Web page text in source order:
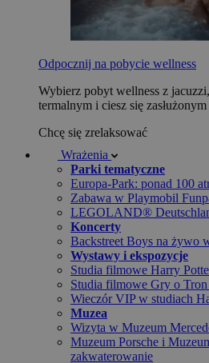
Odpocznij na pobycie wellness
Wybierz pobyt wellness z
termalnym i ciesz się
Chcę się zrelaksować
Wrażenia
Parki tematyczne
Europa-Park: ponad 100
Zabawa w Playmobil
LEGOLAND®
Koncerty
Backstreet Boys na żywo
Wystawy i ekspozycje
Studia filmowe Harry
Studia filmowe Gry o
Wieczór VIP w studiach
Muzea
Wizyta w Muzeum
Muzeum Porsche i
zakwaterowanie